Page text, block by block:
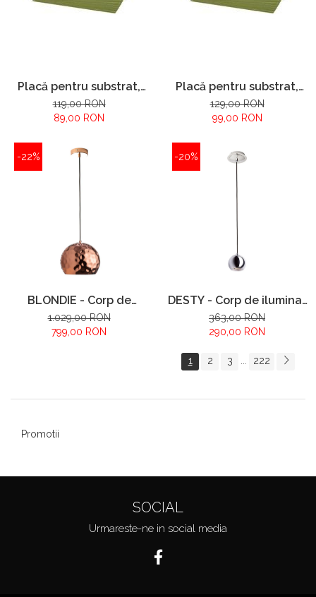
Placă pentru substrat,
cenuşie 4,0 mm, 6,99 m2
119,00 RON
89,00 RON
Placă pentru substrat,
cenuşie 5,5 mm, 6,99 m2
129,00 RON
99,00 RON
-22%
BLONDIE - Corp de
iluminat suspendat
1.029,00 RON
799,00 RON
-20%
DESTY - Corp de iluminat
suspendat
363,00 RON
290,00 RON
1 2 3 222
Promotii
SOCIAL
Urmareste-ne in social media